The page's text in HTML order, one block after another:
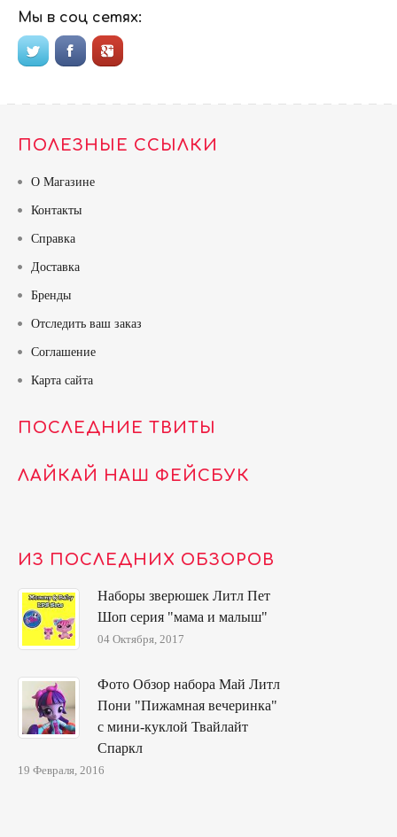
Мы в соц сетях:
ПОЛЕЗНЫЕ ССЫЛКИ
О Магазине
Контакты
Справка
Доставка
Бренды
Отследить ваш заказ
Соглашение
Карта сайта
ПОСЛЕДНИЕ ТВИТЫ
ЛАЙКАЙ НАШ ФЕЙСБУК
ИЗ ПОСЛЕДНИХ ОБЗОРОВ
Наборы зверюшек Литл Пет
Шоп серия "мама и малыш"
04 Октября, 2017
Фото Обзор набора Май Литл
Пони "Пижамная вечеринка"
с мини-куклой Твайлайт
Спаркл
19 Февраля, 2016